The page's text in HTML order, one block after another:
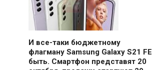
И все-таки бюджетному
флагману Samsung Galaxy S21 FE
быть. Смартфон представят 20